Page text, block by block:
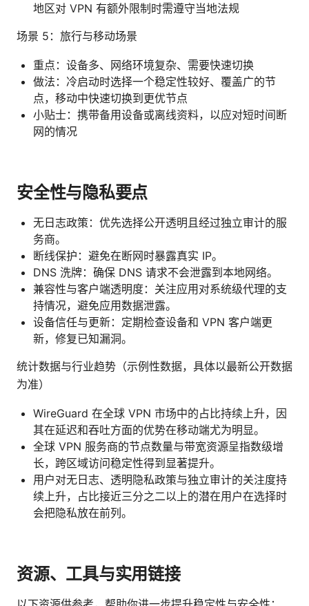
地区对 VPN 有额外限制时需遵守当地法规
场景 5：旅行与移动场景
重点：设备多、网络环境复杂、需要快速切换
做法：冷启动时选择一个稳定性较好、覆盖广的节
点，移动中快速切换到更优节点
小贴士：携带备用设备或离线资料，以应对短时间断
网的情况
安全性与隐私要点
无日志政策：优先选择公开透明且经过独立审计的服
务商。
断线保护：避免在断网时暴露真实 IP。
DNS 洗牌：确保 DNS 请求不会泄露到本地网络。
兼容性与客户端透明度：关注应用对系统级代理的支
持情况，避免应用数据泄露。
设备信任与更新：定期检查设备和 VPN 客户端更
新，修复已知漏洞。
统计数据与行业趋势（示例性数据，具体以最新公开数据
为准）
WireGuard 在全球 VPN 市场中的占比持续上升，因
其在延迟和吞吐方面的优势在移动端尤为明显。
全球 VPN 服务商的节点数量与带宽资源呈指数级增
长，跨区域访问稳定性得到显著提升。
用户对无日志、透明隐私政策与独立审计的关注度持
续上升，占比接近三分之二以上的潜在用户在选择时
会把隐私放在前列。
资源、工具与实用链接